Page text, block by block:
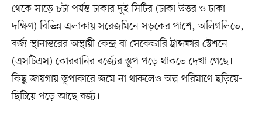
থেকে সাড়ে ৮টা পর্যন্ত ঢাকার দুই সিটির (ঢাকা উত্তর ও ঢাকা
দক্ষিণ) বিভিন্ন এলাকায় সরেজমিনে সড়কের পাশে, অলিগলিতে,
বর্জ্য স্থানান্তরের অস্থায়ী কেন্দ্র বা সেকেন্ডারি ট্রান্সফার স্টেশনে
(এসটিএস) কোরবানির বর্জ্যের স্তূপ পড়ে থাকতে দেখা গেছে।
কিছু জায়গায় স্তূপাকারে জমে না থাকলেও অল্প পরিমাণে ছড়িয়ে-
ছিটিয়ে পড়ে আছে বর্জ্য।